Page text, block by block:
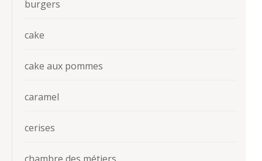
burgers
cake
cake aux pommes
caramel
cerises